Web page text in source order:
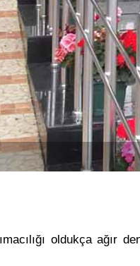
oldukça ağır